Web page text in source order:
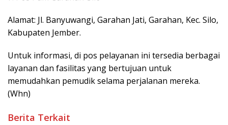
Alamat: Jl. Banyuwangi, Garahan Jati, Garahan, Kec. Silo,
Kabupaten Jember.
Untuk informasi, di pos pelayanan ini tersedia berbagai
layanan dan fasilitas yang bertujuan untuk
memudahkan pemudik selama perjalanan mereka.
(Whn)
Berita Terkait